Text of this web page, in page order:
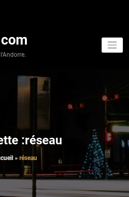
:réseau
» réseau